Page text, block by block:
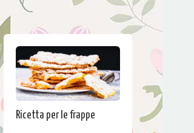
Ricetta per le frappe